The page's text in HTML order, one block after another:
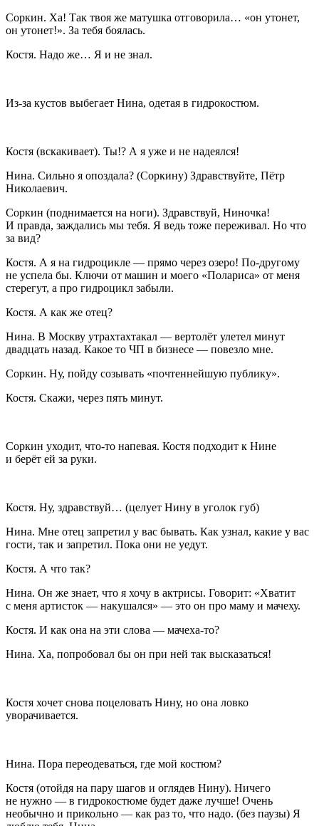
Соркин. Ха! Так твоя же матушка отговорила… «он утонет,
он утонет!». За тебя боялась.
Костя. Надо же… Я и не знал.
Из-за кустов выбегает Нина, одетая в гидрокостюм.
Костя (вскакивает). Ты!? А я уже и не надеялся!
Нина. Сильно я опоздала? (Соркину) Здравствуйте, Пётр
Николаевич.
Соркин (поднимается на ноги). Здравствуй, Ниночка!
И правда, заждались мы тебя. Я ведь тоже переживал. Но что
за вид?
Костя. А я на гидроцикле — прямо через озеро! По-другому
не успела бы. Ключи от машин и моего «Полариса» от меня
стерегут, а про гидроцикл забыли.
Костя. А как же отец?
Нина. В Москву утрахтахтакал — вертолёт улетел минут
двадцать назад. Какое то ЧП в бизнесе — повезло мне.
Соркин. Ну, пойду созывать «почтеннейшую публику».
Костя. Скажи, через пять минут.
Соркин уходит, что-то напевая. Костя подходит к Нине
и берёт ей за руки.
Костя. Ну, здравствуй… (целует Нину в уголок губ)
Нина. Мне отец запретил у вас бывать. Как узнал, какие у вас
гости, так и запретил. Пока они не уедут.
Костя. А что так?
Нина. Он же знает, что я хочу в актрисы. Говорит: «Хватит
с меня артисток — накушался» — это он про маму и мачеху.
Костя. И как она на эти слова — мачеха-то?
Нина. Ха, попробовал бы он при ней так высказаться!
Костя хочет снова поцеловать Нину, но она ловко
уворачивается.
Нина. Пора переодеваться, где мой костюм?
Костя (отойдя на пару шагов и оглядев Нину). Ничего
не нужно — в гидрокостюме будет даже лучше! Очень
необычно и прикольно — как раз то, что надо. (без паузы) Я